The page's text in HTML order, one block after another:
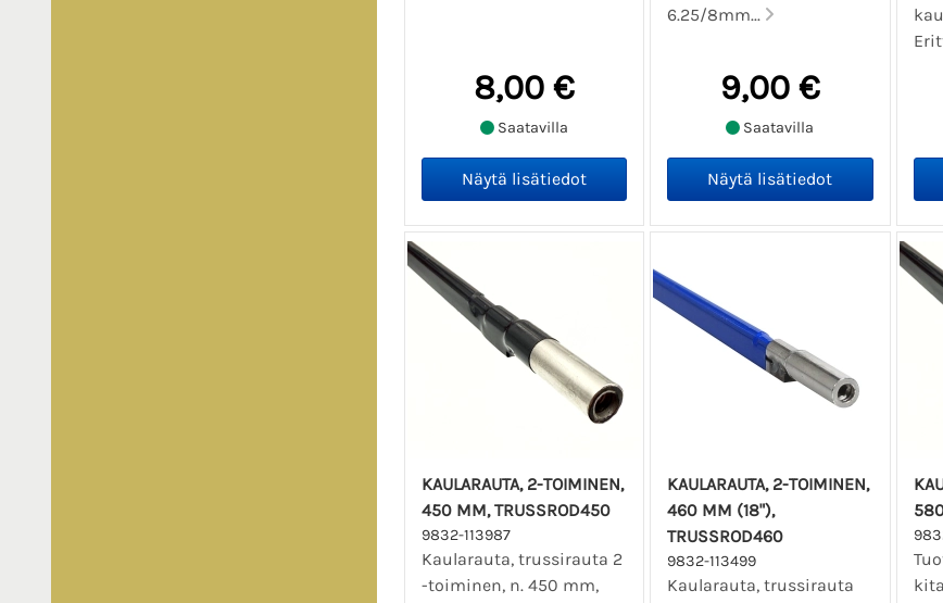
8,00 €
Saatavilla
6.25/8mm...
9,00 €
Saatavilla
KAULARAUTA, 2-TOIMINEN,
450 MM, TRUSSROD450
9832-113987
Kaularauta, trussirauta 2
-toiminen, n. 450 mm,
KAULARAUTA, 2-TOIMINEN,
460 MM (18"),
TRUSSROD460
9832-113499
Kaularauta, trussirauta